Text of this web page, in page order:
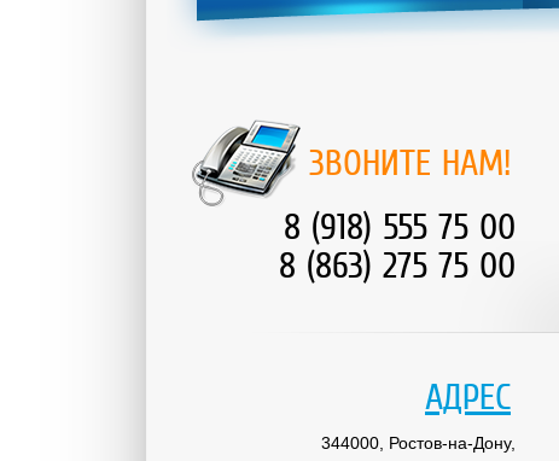
ЗВОНИТЕ НАМ!
8 (918) 555 75 00
8 (863) 275 75 00
АДРЕС
344000, Ростов-на-Дону,